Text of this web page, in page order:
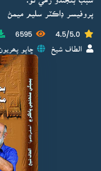
پروفيسر ڊاڪٽر سليم ميمڻ
4.5/5.0
6595
الطاف شيخ ڇاپو پھريون